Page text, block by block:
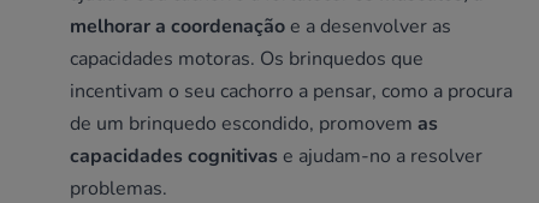
melhorar a coordenação e a desenvolver as
capacidades motoras. Os brinquedos que
incentivam o seu cachorro a pensar, como a procura
de um brinquedo escondido, promovemas
capacidades cognitivas e ajudam-no a resolver
problemas.